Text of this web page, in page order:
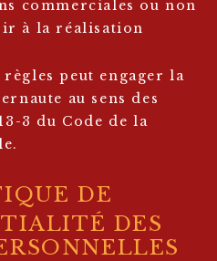
commerciales ou non
à la réalisation
peut engager la
au sens des
3 du Code de la
DE
DES